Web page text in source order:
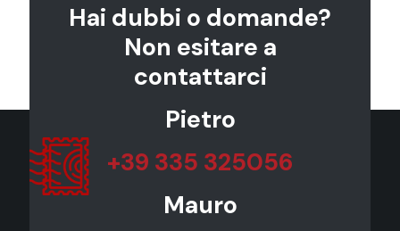
Hai dubbi o domande?
Non esitare a
contattarci
Pietro
+39 335 325056
Mauro